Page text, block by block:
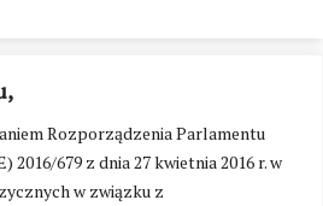
Rozporządzenia Parlamentu
2016/679 z dnia 27 kwietnia 2016 r. w
w związku z